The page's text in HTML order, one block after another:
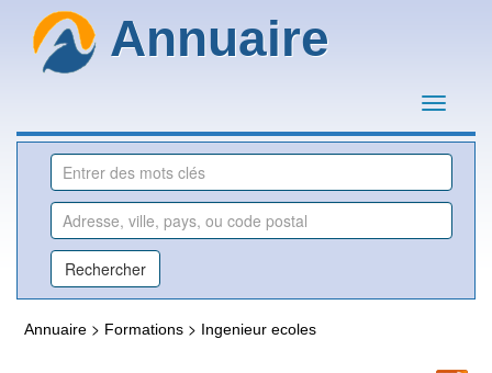
Annuaire
Annuaire > Formations > Ingenieur ecoles